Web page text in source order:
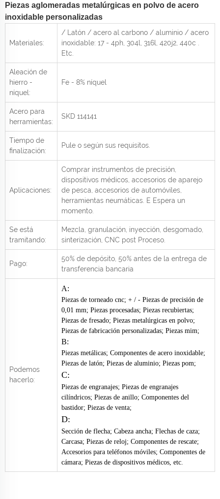
Piezas aglomeradas metalúrgicas en polvo de acero
inoxidable personalizadas
Materiales:
/ Latón / acero al carbono / aluminio / acero
inoxidable: 17 - 4ph, 304l, 316l, 420j2, 440c
Etc.
Aleación de
hierro -
níquel:
Fe - 8% níquel
Acero para
herramientas:
SKD 114141
Tiempo de
finalización:
Pule o según sus requisitos.
Aplicaciones:
Comprar instrumentos de precisión,
dispositivos médicos, accesorios de aparejo
de pesca, accesorios de automóviles,
herramientas neumáticas. E Espera un
momento.
Se está
tramitando:
Mezcla, granulación, inyección, desgomado,
sinterización, CNC post Proceso.
Pago:
50% de depósito, 50% antes de la entrega de
transferencia bancaria
Podemos
hacerlo:
A:
Piezas de torneado cnc; + / - Piezas de precisión de
0,01 mm; Piezas procesadas; Piezas recubiertas;
Piezas de fresado; Piezas metalúrgicas en polvo;
Piezas de fabricación personalizadas; Piezas mim;
B:
Piezas metálicas; Componentes de acero inoxidable;
Piezas de latón; Piezas de aluminio; Piezas pom;
C:
Piezas de engranajes; Piezas de engranajes
cilíndricos; Piezas de anillo; Componentes del
bastidor; Piezas de venta;
D:
Sección de flecha; Cabeza ancha; Flechas de caza;
Carcasa; Piezas de reloj; Componentes de rescate;
Accesorios para teléfonos móviles; Componentes de
cámara; Piezas de dispositivos médicos, etc.